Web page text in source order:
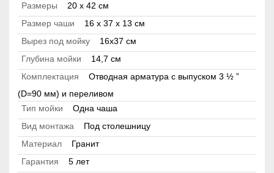
Размеры
20 x 42 см
Размер чаши
16 x 37 x 13 см
Вырез под мойку
16x37 см
Глубина мойки
14,7 см
Комплектация
Отводная арматура с выпуском 3 ½ ”
(D=90 мм) и переливом
Тип мойки
Одна чаша
Вид монтажа
Под столешницу
Материал
Гранит
Гарантия
5 лет